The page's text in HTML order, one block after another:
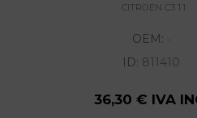
CITROEN C3 1.1
OEM: -
ID: 811410
36,30 € IVA